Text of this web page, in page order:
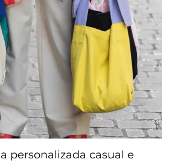
de lona de algodón